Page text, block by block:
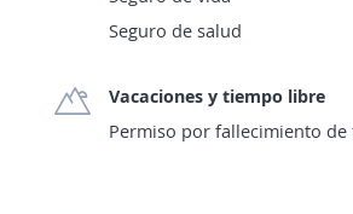
Seguro de salud
Vacaciones y tiempo libre
Permiso por fallecimiento